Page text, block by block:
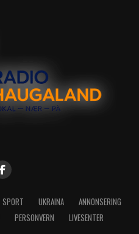
SPORT UKRAINA
ANNONSERING
PERSONVERN LIVESENTER